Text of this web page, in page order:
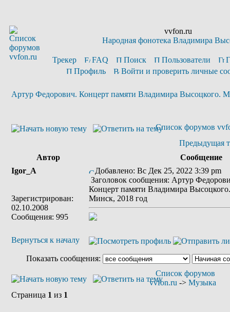
vvfon.ru
Народная фонотека Владимира
Трекер FAQ Поиск Пользователи
Профиль
Войти и проверить личные
Артур Федорович. Концерт памяти Владимира Высоцкого.
Список форумов
Предыдущая
Автор
Сообщение
Igor_A
Зарегистрирован:
02.10.2008
Сообщения: 995
Добавлено: Вс Дек 25, 2022 3:39 pm
Заголовок сообщения: Артур
Концерт памяти Владимира Высоцкого.
Минск, 2018 год
Вернуться к началу
Показать сообщения:
Список форумов
vvfon.ru -> Музыка
Страница 1 из 1